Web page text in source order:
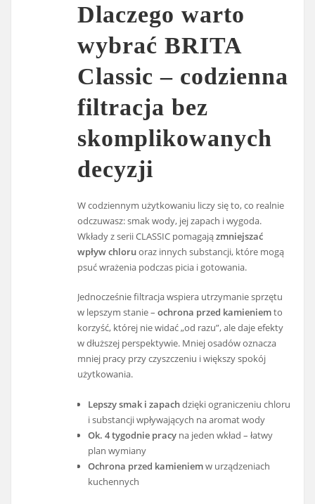
Dlaczego warto
wybrać BRITA
Classic – codzienna
filtracja bez
skomplikowanych
decyzji
W codziennym użytkowaniu liczy się to, co realnie
odczuwasz: smak wody, jej zapach i wygoda.
Wkłady z serii CLASSIC pomagajązmniejszać
wpływ chloruoraz innych substancji, które mogą
psuć wrażenia podczas picia i gotowania.
Jednocześnie filtracja wspiera utrzymanie sprzętu
w lepszym stanie –ochrona przed kamieniemto
korzyść, której nie widać „od razu”, ale daje efekty
w dłuższej perspektywie. Mniej osadów oznacza
mniej pracy przy czyszczeniu i większy spokój
użytkowania.
Lepszy smak i zapachdzięki ograniczeniu chloru
i substancji wpływających na aromat wody
Ok. 4 tygodnie pracyna jeden wkład – łatwy
plan wymiany
Ochrona przed kamieniemw urządzeniach
kuchennych